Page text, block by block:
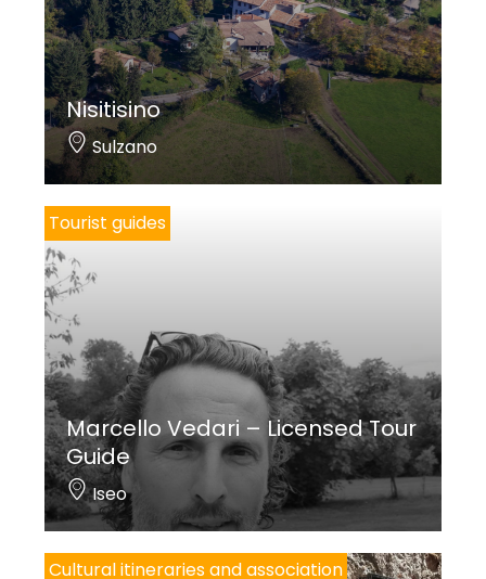
Nisitisino
Sulzano
Tourist guides
Marcello Vedari – Licensed Tour
Guide
Iseo
Cultural itineraries and association